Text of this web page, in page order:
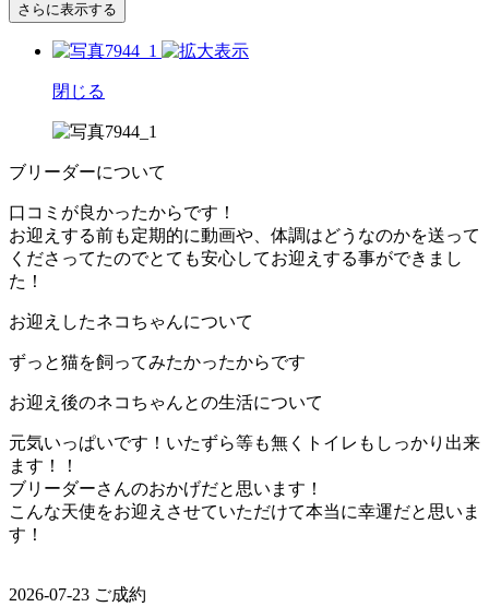
さらに表示する
閉じる
ブリーダーについて
口コミが良かったからです！
お迎えする前も定期的に動画や、体調はどうなのかを送って
くださってたのでとても安心してお迎えする事ができまし
た！
お迎えしたネコちゃんについて
ずっと猫を飼ってみたかったからです
お迎え後のネコちゃんとの生活について
元気いっぱいです！いたずら等も無くトイレもしっかり出来
ます！！
ブリーダーさんのおかげだと思います！
こんな天使をお迎えさせていただけて本当に幸運だと思いま
す！
2026-07-23 ご成約